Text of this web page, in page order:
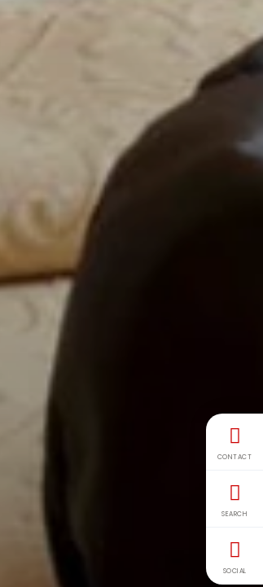
CONTACT
SEARCH
SOCIAL